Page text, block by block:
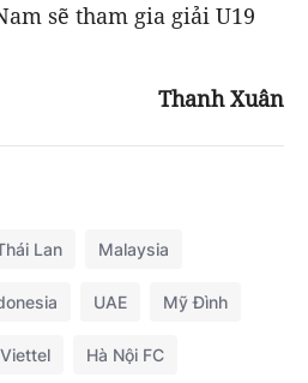
sẽ tham gia giải U19
Thanh Xuân
Lan Malaysia
UAE Mỹ Đình
Viettel Hà Nội FC